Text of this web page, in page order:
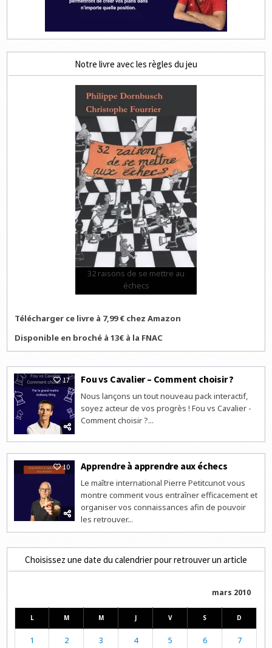
Notre livre avec les règles du jeu
32 raisons de se mettre au
échecs
Télécharger ce livre à 7,99 € chez Amazon
Disponible en broché à 13€ à la FNAC
17 Fou vs Cavalier – Comment choisir ?
Nous lançons un tout nouveau pack interactif,
soyez acteur de vos progrès ! Fou vs Cavalier -
Comment choisir ?...
10 Apprendre à apprendre aux échecs
Le maître international Pierre Petitcunot vous
montre comment vous entraîner efficacement et
organiser vos connaissances afin de pouvoir
les retrouver...
Choisissez une date du calendrier pour retrouver un article
mars 2010
L M M J V S D
1 2 3 4 5 6 7